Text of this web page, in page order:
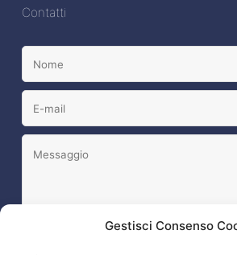
Gestisci Consenso
Contatti